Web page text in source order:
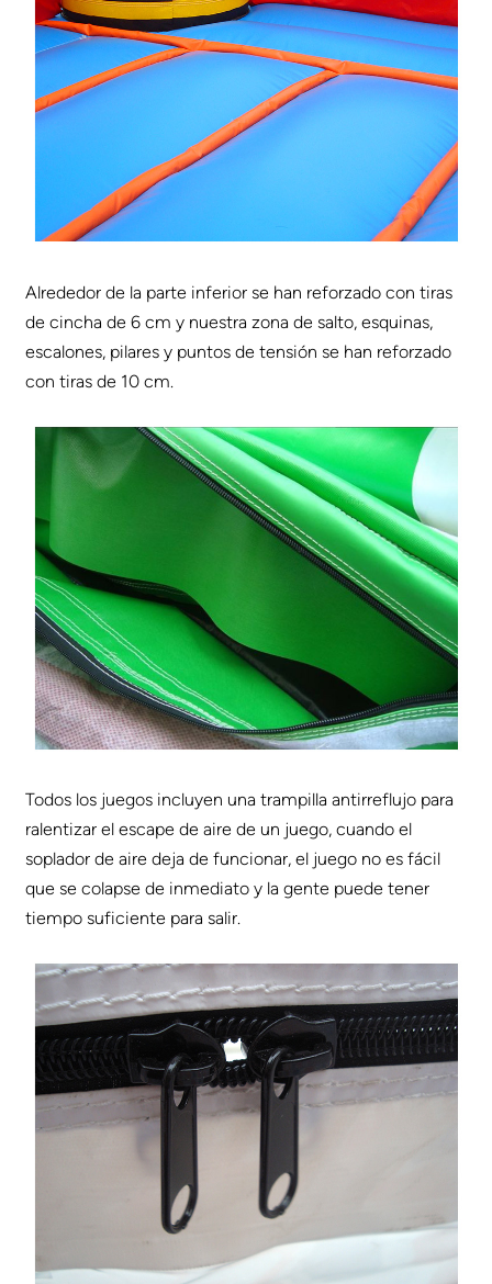
Alrededor de la parte inferior se han reforzado con tiras
de cincha de 6 cm y nuestra zona de salto, esquinas,
escalones, pilares y puntos de tensión se han reforzado
con tiras de 10 cm.
Todos los juegos incluyen una trampilla antirreflujo para
ralentizar el escape de aire de un juego, cuando el
soplador de aire deja de funcionar, el juego no es fácil
que se colapse de inmediato y la gente puede tener
tiempo suficiente para salir.